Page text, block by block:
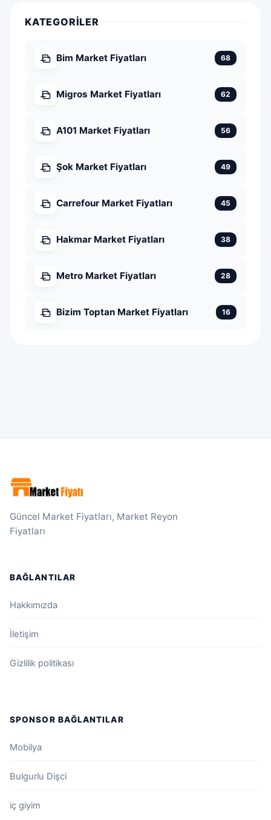
KATEGORILER
Bim Market Fiyatları 68
Migros Market Fiyatları 62
A101 Market Fiyatları 56
Şok Market Fiyatları 49
Carrefour Market Fiyatları 45
Hakmar Market Fiyatları 38
Metro Market Fiyatları 28
Bizim Toptan Market Fiyatları 16
Güncel Market Fiyatları, Market Reyon
Fiyatları
BAĞLANTILAR
Hakkımızda
İletişim
Gizlilik politikası
SPONSOR BAĞLANTILAR
Mobilya
Bulgurlu Dişci
iç giyim